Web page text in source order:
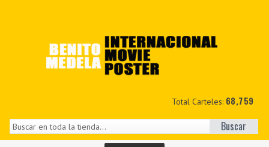
Total Carteles: 68,759
Buscar